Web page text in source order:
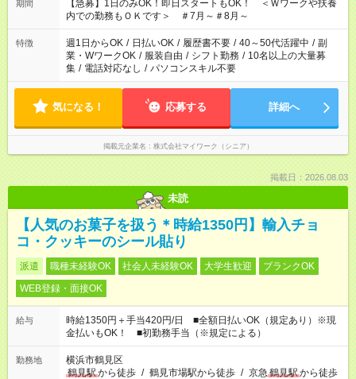
期間
【急募】1日のみOK！即日スタートもOK！ ＜Ｗワークや扶養
内での勤務もＯＫです＞ ＃7月～＃8月～
特徴 週1日からOK / 日払いOK / 履歴書不要 / 40～50代活躍中 / 副
業・WワークOK / 服装自由 / シフト勤務 / 10名以上の大量募
集 / 電話対応なし / パソコンスキル不要
気になる！ 応募する 詳細へ
掲載元企業名 株式会社マイワーク（シニア）
掲載日：2026.08.03
未読
【人気のお菓子を扱う＊時給1350円】輸入チョ
コ・クッキーのシール貼り
派遣 職種未経験OK 社会人未経験OK 大学生歓迎
ブランクOK
WEB登録・面接OK
給与
時給1350円＋手当420円/日 ■全額日払いOK（規定あり）※現
金払いもOK！ ■初勤務手当（※規定による）
勤務地
横浜市鶴見区
鶴見駅から徒歩 / 鶴見市場駅から徒歩 / 京急 鶴見駅から徒歩